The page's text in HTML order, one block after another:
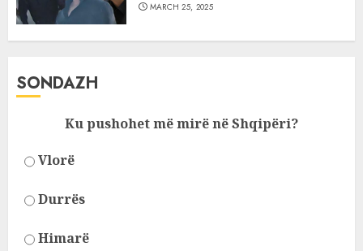
MARCH 25, 2025
SONDAZH
Ku pushohet më mirë në Shqipëri?
Vlorë
Durrës
Himarë